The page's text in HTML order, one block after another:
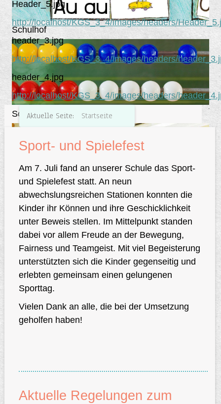
Schulhof
Schulhof
Schulhof
Header_5.jpg
http://localhost/KGS_3_4/images/headers/
header_3.jpg
http://localhost/KGS_3_4/images/headers/
header_4.jpg
http://localhost/KGS_3_4/images/headers/
Aktuelle Seite: Startseite
Sport- und Spielefest
Am 7. Juli fand an unserer Schule das Sport-
und Spielefest statt. An neun
abwechslungsreichen Stationen konnten die
Kinder ihr Können und ihre Geschicklichkeit
unter Beweis stellen. Im Mittelpunkt standen
dabei vor allem Freude an der Bewegung,
Fairness und Teamgeist. Mit viel Begeisterung
unterstützten sich die Kinder gegenseitig und
erlebten gemeinsam einen gelungenen
Sporttag.
Vielen Dank an alle, die bei der Umsetzung
geholfen haben!
Aktuelle Regelungen zum